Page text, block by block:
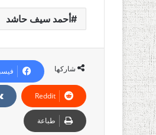
أحمد سيف حاشد
شاركها
طباعة